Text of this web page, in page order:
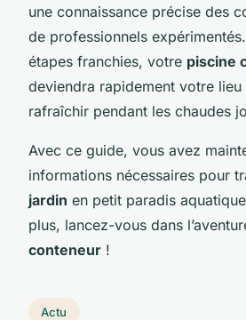
une connaissance précise des
de professionnels
étapes franchies, votre piscine
deviendra rapidement votre
rafraîchir pendant les chaudes
Avec ce guide, vous avez
informations nécessaires pour
jardin en petit paradis
plus, lancez-vous dans
conteneur !
Actu